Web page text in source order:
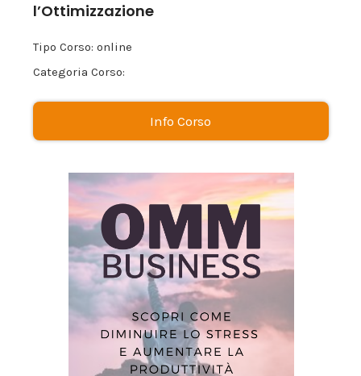
l’Ottimizzazione
Tipo Corso: online
Categoria Corso:
Info Corso